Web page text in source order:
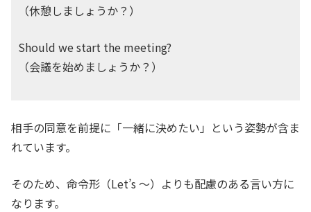
（休憩しましょうか？）
Should we start the meeting?
（会議を始めましょうか？）
相手の同意を前提に「一緒に決めたい」という姿勢が含ま
れています。
そのため、命令形（Let’s ～）よりも配慮のある言い方に
なります。